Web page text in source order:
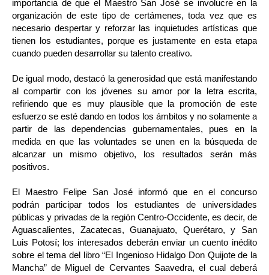
importancia de que el Maestro San José se involucre en la
organización de este tipo de certámenes, toda vez que es
necesario despertar y reforzar las inquietudes artísticas que
tienen los estudiantes, porque es justamente en esta etapa
cuando pueden desarrollar su talento creativo.
De igual modo, destacó la generosidad que está manifestando
al compartir con los jóvenes su amor por la letra escrita,
refiriendo que es muy plausible que la promoción de este
esfuerzo se esté dando en todos los ámbitos y no solamente a
partir de las dependencias gubernamentales, pues en la
medida en que las voluntades se unen en la búsqueda de
alcanzar un mismo objetivo, los resultados serán más
positivos.
El Maestro Felipe San José informó que en el concurso
podrán participar todos los estudiantes de universidades
públicas y privadas de la región Centro-Occidente, es decir, de
Aguascalientes, Zacatecas, Guanajuato, Querétaro, y San
Luis Potosí; los interesados deberán enviar un cuento inédito
sobre el tema del libro “El Ingenioso Hidalgo Don Quijote de la
Mancha” de Miguel de Cervantes Saavedra, el cual deberá